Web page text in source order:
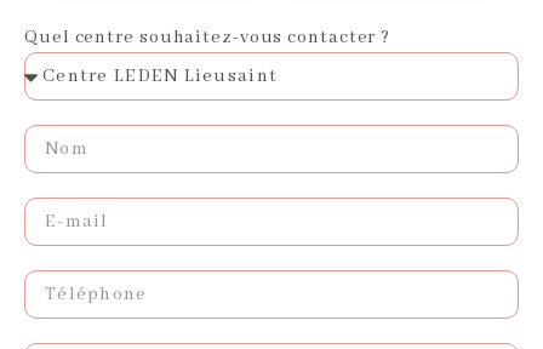
Quel centre souhaitez-vous contacter ?